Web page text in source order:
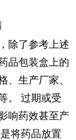
除了参考上述
品包装盒上的
、生产厂家、
。 过期或受
响药效甚至产
将药品放置